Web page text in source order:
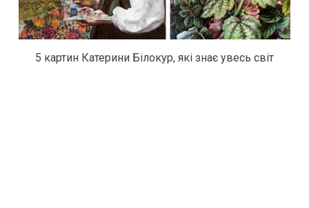
5 картин Катерини Білокур, які знає увесь світ